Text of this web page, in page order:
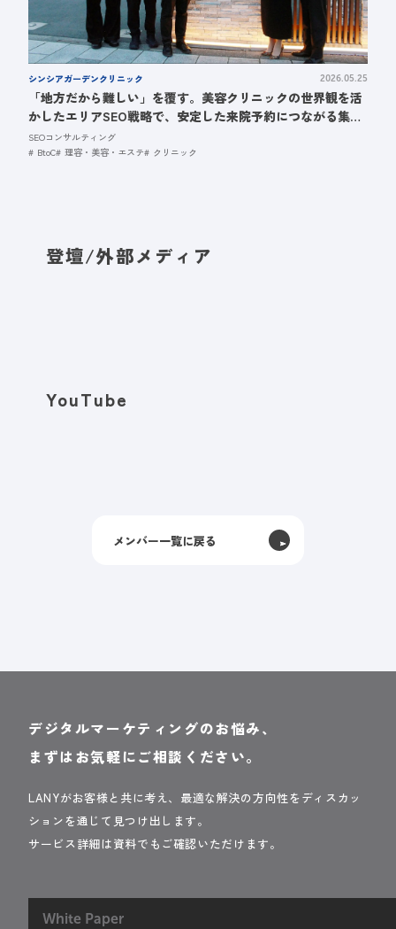
シンシアガーデンクリニック 2026.05.25
「地方だから難しい」を覆す。美容クリニックの世界観を活
かしたエリアSEO戦略で、安定した来院予約につながる集患
基盤を構築した事例
SEOコンサルティング
BtoC
理容・美容・エステ クリニック
登壇/外部メディア
YouTube
メンバー一覧に戻る
デジタルマーケティングのお悩み、
まずはお気軽にご相談ください。
LANYがお客様と共に考え、最適な解決の方向性をディスカッ
ションを通じて見つけ出します。
サービス詳細は資料でもご確認いただけます。
White Paper